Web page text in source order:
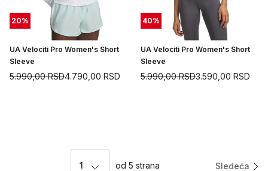
20%
UA Velociti Pro Women's Short
Sleeve
4.790,00 RSD
5.990,00RSD
40%
UA Velociti Pro Women's Short
Sleeve
3.590,00 RSD
5.990,00RSD
1 od 5 strana Sledeća